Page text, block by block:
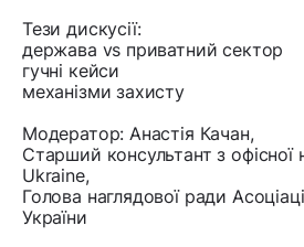
Тези дискусії:
держава vs приватний сектор
гучні кейси
механізми захисту
Модератор: Анастія Качан,
Старший консультант з офісної
Ukraine,
Голова наглядової ради
України